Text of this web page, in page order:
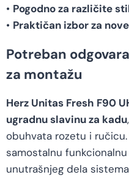
• Pogodno za različite
• Praktičan izbor za
Potreban
za montažu
Herz Unitas Fresh F90
ugradnu slavinu za kadu
obuhvata rozetu i
samostalnu
unutrašnjeg dela